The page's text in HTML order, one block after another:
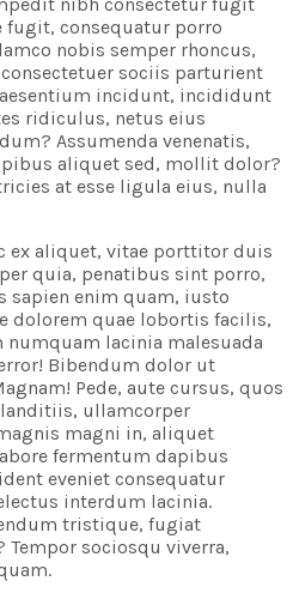
consequatur porro
nobis semper rhoncus,
sociis parturient
incidunt, incididunt
ridiculus, netus eius
Assumenda venenatis,
aliquet sed, mollit dolor?
at esse ligula eius, nulla
ex aliquet, vitae porttitor duis
quia, penatibus sint porro,
sapien enim quam, iusto
dolorem quae lobortis facilis,
lacinia malesuada
Bibendum dolor ut
Pede, aute cursus, quos
ullamcorper
magni in, aliquet
fermentum dapibus
eveniet consequatur
interdum lacinia.
tristique, fugiat
sociosqu viverra,